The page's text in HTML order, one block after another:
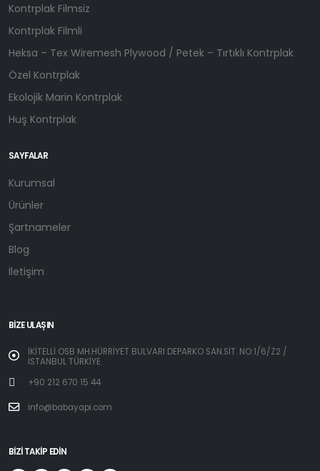
Kontrplak Filmsiz
Kontrplak Filmli
Heksa – Tex Wiremesh Plywood / Petek – Tırtıklı Kontrplak
Özel Kontrplak
Ekolojik Marin Kontrplak
Huş Kontrplak
SAYFALAR
Kurumsal
Ürünler
Şartnameler
Blog
İletişim
BIZE ULAŞIN
İKİTELLİ OSB MH.HÜRRİYET BULVARI DEPARKO SAN.SİT. NO:1/6/Z2 /
İSTANBUL TÜRKİYE
+90 212 670 15 44
info@babayapi.com
BIZI TAKIP EDIN